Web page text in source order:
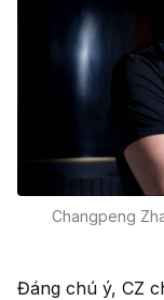
Changpeng
Đáng chú ý, CZ